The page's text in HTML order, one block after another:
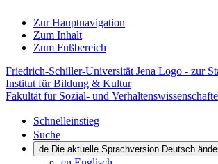
Zur Hauptnavigation
Zum Inhalt
Zum Fußbereich
Friedrich-Schiller-Universität Jena Logo - zur
Institut für Bildung & Kultur
Fakultät für Sozial- und
Schnelleinstieg
Suche
de Die aktuelle Sprachversion Deutsch